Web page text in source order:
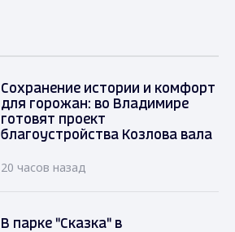
Сохранение истории и комфорт
для горожан: во Владимире
готовят проект
благоустройства Козлова вала
20 часов назад
В парке "Сказка" в